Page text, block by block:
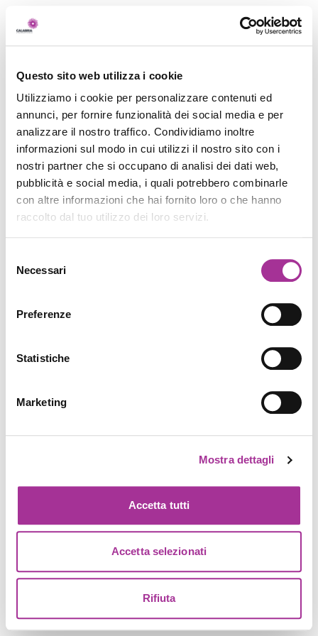
Questo sito web utilizza i cookie
Utilizziamo i cookie per personalizzare contenuti ed
annunci, per fornire funzionalità dei social media e per
analizzare il nostro traffico. Condividiamo inoltre
informazioni sul modo in cui utilizzi il nostro sito con i
nostri partner che si occupano di analisi dei dati web,
pubblicità e social media, i quali potrebbero combinarle
con altre informazioni che hai fornito loro o che hanno
raccolto dal tuo utilizzo dei loro servizi.
delNecessari
Preferenze
Statistiche
Marketing
Mostra dettagli
Accetta tutti
Accetta selezionati
Rifiuta